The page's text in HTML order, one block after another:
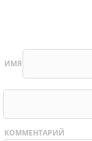
ИМЯ
КОММЕНТАРИЙ